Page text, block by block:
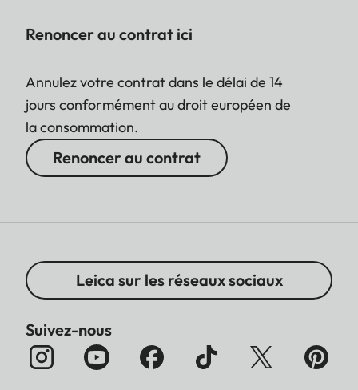
Renoncer au contrat ici
Annulez votre contrat dans le délai de 14
jours conformément au droit européen de
la consommation.
Renoncer au contrat
Leica sur les réseaux sociaux
Suivez-nous